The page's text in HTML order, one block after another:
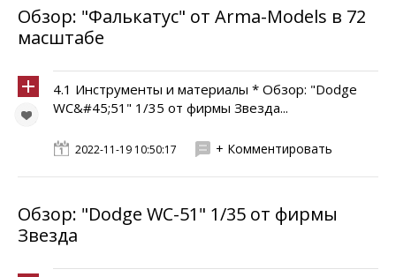
Обзор: "Фалькатус" от Arma-Models в 72
масштабе
4.1 Инструменты и материалы * Обзор: "Dodge
WC&#45;51" 1/35 от фирмы Звезда...
2022-11-19 10:50:17 + Комментировать
Обзор: "Dodge WC-51" 1/35 от фирмы
Звезда